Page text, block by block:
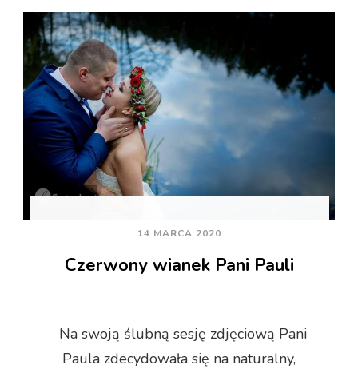
14 MARCA 2020
Czerwony wianek Pani Pauli
Na swoją ślubną sesję zdjęciową Pani
Paula zdecydowała się na naturalny,